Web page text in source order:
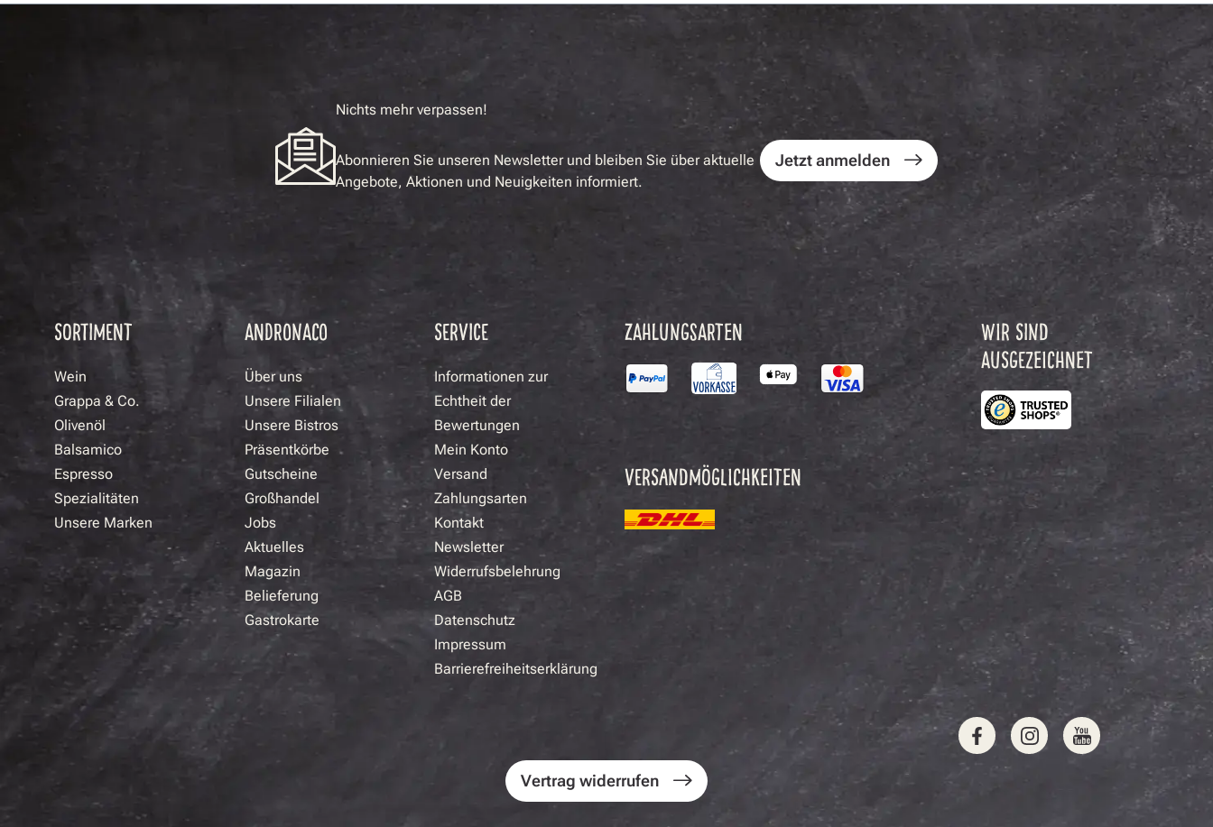
Nichts mehr verpassen!
Abonnieren Sie unseren Newsletter und bleiben Sie über aktuelle
Angebote, Aktionen und Neuigkeiten informiert.
Jetzt anmelden
SORTIMENT
Wein
Grappa & Co.
Olivenöl
Balsamico
Espresso
Spezialitäten
Unsere Marken
ANDRONACO
Über uns
Unsere Filialen
Unsere Bistros
Präsentkörbe
Gutscheine
Großhandel
Jobs
Aktuelles
Magazin
Belieferung
Gastrokarte
SERVICE
Informationen zur
Echtheit der
Bewertungen
Mein Konto
Versand
Zahlungsarten
Kontakt
Newsletter
Widerrufsbelehrung
AGB
Datenschutz
Impressum
Barrierefreiheitserklärung
ZAHLUNGSARTEN
VERSANDMÖGLICHKEITEN
WIR SIND
AUSGEZEICHNET
Vertrag widerrufen